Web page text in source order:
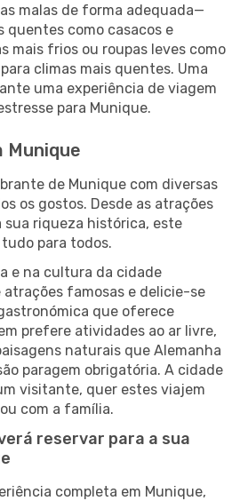
malas de forma adequada—
quentes como casacos e
mais frios ou roupas leves como
climas mais quentes. Uma
uma experiência de viagem
para Munique.
Munique
de Munique com diversas
os gostos. Desde as atrações
sua riqueza histórica, este
para todos.
e na cultura da cidade
famosas e delicie-se
que oferece
prefere atividades ao ar livre,
naturais que Alemanha
paragem obrigatória. A cidade
visitante, quer estes viajem
com a família.
reservar para a sua
completa em Munique,